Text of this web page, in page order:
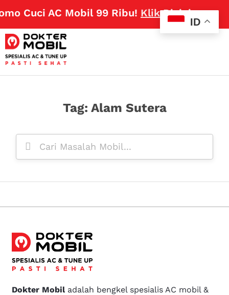
Cuci AC Mobil 99 Ribu!Klik Disini
Tag: Alam Sutera
Dokter Mobiladalah bengkel spesialis AC mobil &
ID